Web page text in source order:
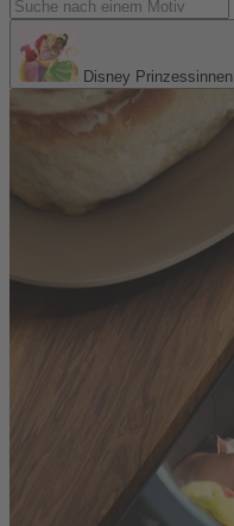
Disney Prinzessinnen